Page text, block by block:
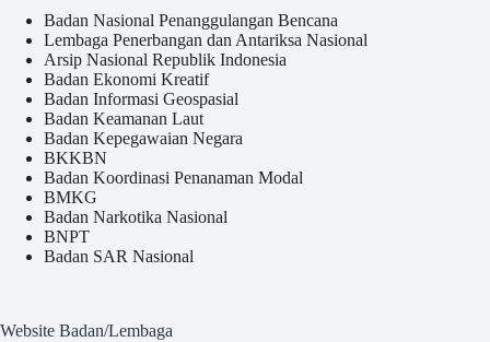
Badan Nasional Penanggulangan Bencana
Lembaga Penerbangan dan Antariksa Nasional
Arsip Nasional Republik Indonesia
Badan Ekonomi Kreatif
Badan Informasi Geospasial
Badan Keamanan Laut
Badan Kepegawaian Negara
BKKBN
Badan Koordinasi Penanaman Modal
BMKG
Badan Narkotika Nasional
BNPT
Badan SAR Nasional
Website Badan/Lembaga